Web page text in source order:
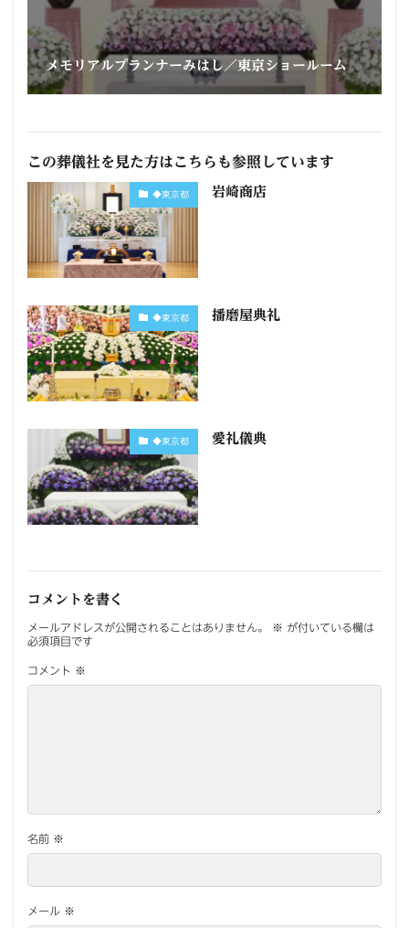
メモリアルプランナーみはし／東京ショールーム
この葬儀社を見た方はこちらも参照しています
◆東京都 岩崎商店
◆東京都 播磨屋典礼
◆東京都 愛礼儀典
コメントを書く
メールアドレスが公開されることはありません。 ※ が付いている欄は
必須項目です
コメント ※
名前 ※
メール ※